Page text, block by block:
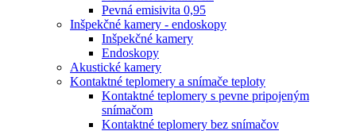
Pevná emisivita 0,95
Inšpekčné kamery - endoskopy
Inšpekčné kamery
Endoskopy
Akustické kamery
Kontaktné teplomery a snímače teploty
Kontaktné teplomery s pevne pripojeným
snímačom
Kontaktné teplomery bez snímačov